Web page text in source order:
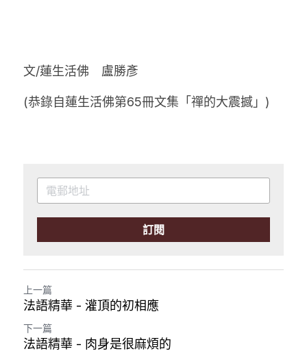
文/蓮生活佛　盧勝彥
(恭錄自蓮生活佛第65冊文集「禪的大震撼」)
訂閱
上一篇
法語精華 - 灌頂的初相應
下一篇
法語精華 - 肉身是很麻煩的